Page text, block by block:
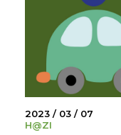
2023 / 03 / 07
H@ZI